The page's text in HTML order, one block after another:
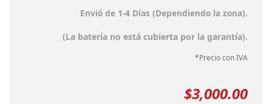
Envió de 1-4 Días (Dependiendo la zona).
(La batería no está cubierta por la garantía).
*Precio con IVA
$3,000.00